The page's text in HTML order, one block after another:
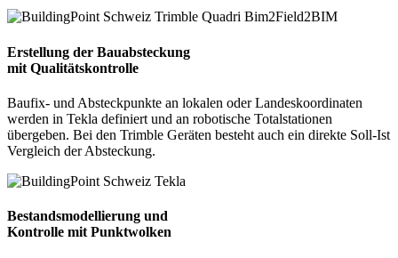
Erstellung der Bauabsteckung
mit Qualitätskontrolle
Baufix- und Absteckpunkte an lokalen oder Landeskoordinaten
werden in Tekla definiert und an robotische Totalstationen
übergeben. Bei den Trimble Geräten besteht auch ein direkte Soll-Ist
Vergleich der Absteckung.
Bestandsmodellierung und
Kontrolle mit Punktwolken